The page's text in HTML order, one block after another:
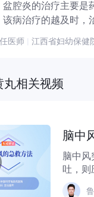
盆腔炎的治疗主要是
该病治疗的越及时，
医师 江西省妇幼保健
丸相关视频
脑中
脑中
吐，
时，应